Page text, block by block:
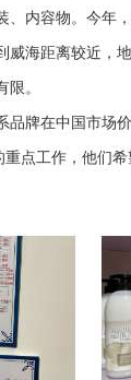
、内容物。今年
威海距离较近，
。
品牌在中国市场
重点工作，他们